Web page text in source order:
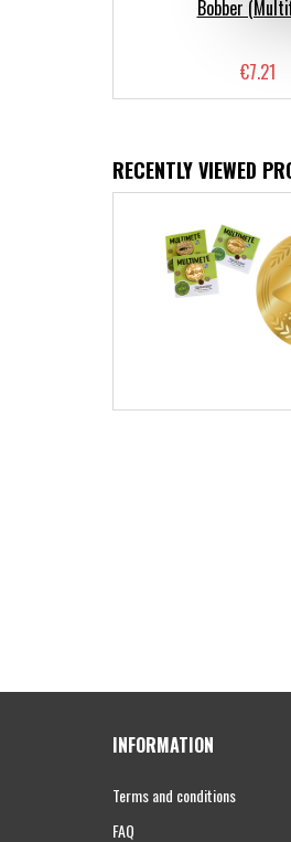
Bobber
€7.21
RECENTLY VIEWED
INFORMATION
Terms and conditions
FAQ